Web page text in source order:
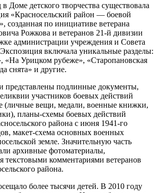
Доме детского творчества существовала
«Красносельский район — боевой
созданная по инициативе ветерана
Рожкова и ветеранов 21-й дивизии
администрации учреждения и Совета
включала уникальные разделы:
«На Урицком рубеже», «Старопановская
снята» и другие.
представлены подлинные документы,
участников боевых действий
(личные вещи, медали, военные книжки,
планы-схемы боевых действий
района с июня 1941-го
макет-схема основных военных
земле. Значительную часть
архивные фотоматериалы,
текстовыми комментариями ветеранов
района.
более тысячи детей. В 2010 году